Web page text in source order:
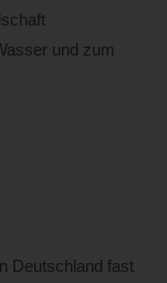
und zum
Deutschland fast